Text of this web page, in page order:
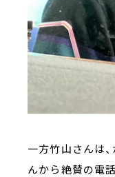
一方竹山さんは
んから絶賛の電